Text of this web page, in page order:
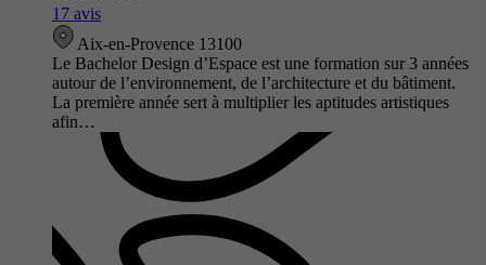
17 avis
Aix-en-Provence 13100
Le Bachelor Design d’Espace est une formation sur 3 années
autour de l’environnement, de l’architecture et du bâtiment.
La première année sert à multiplier les aptitudes artistiques
afin…